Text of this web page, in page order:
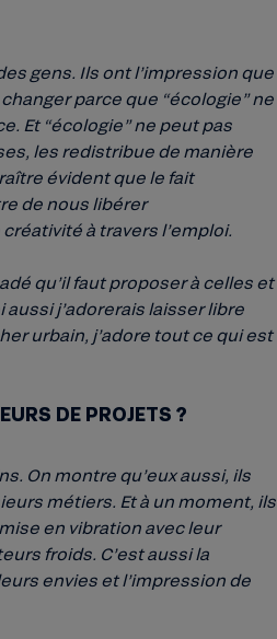
gens. Ils ont l’impression que
parce que “écologie” ne
Et “écologie” ne peut pas
les redistribue de manière
évident que le fait
de nous libérer
à travers l’emploi.
qu’il faut proposer à celles et
j’adorerais laisser libre
urbain, j’adore tout ce qui est
DE PROJETS ?
On montre qu’eux aussi, ils
métiers. Et à un moment, ils
en vibration avec leur
froids. C’est aussi la
envies et l’impression de